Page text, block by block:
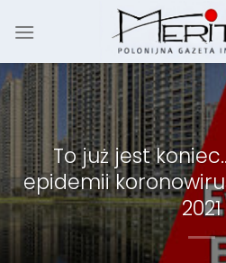
To już jest
epidemii
2021